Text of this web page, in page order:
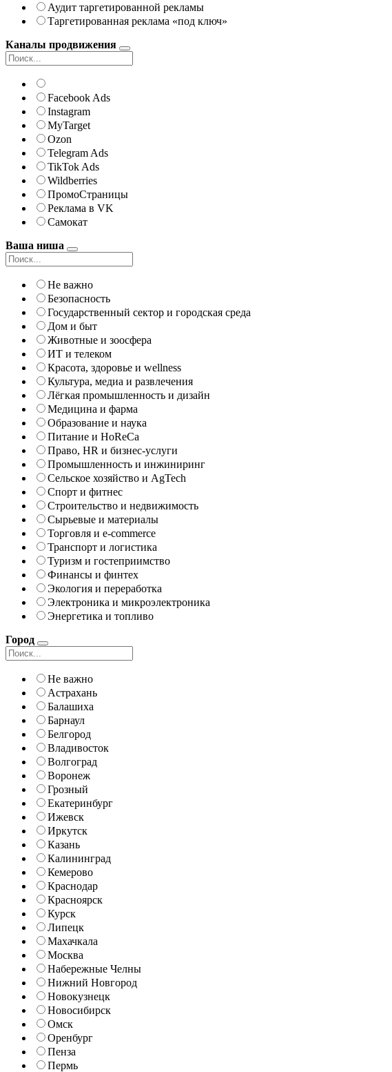
Аудит таргетированной рекламы
Таргетированная реклама «под ключ»
Каналы продвижения
Facebook Ads
Instagram
MyTarget
Ozon
Telegram Ads
TikTok Ads
Wildberries
ПромоСтраницы
Реклама в VK
Самокат
Ваша ниша
Не важно
Безопасность
Государственный сектор и городская среда
Дом и быт
Животные и зоосфера
ИТ и телеком
Красота, здоровье и wellness
Культура, медиа и развлечения
Лёгкая промышленность и дизайн
Медицина и фарма
Образование и наука
Питание и HoReCa
Право, HR и бизнес-услуги
Промышленность и инжиниринг
Сельское хозяйство и AgTech
Спорт и фитнес
Строительство и недвижимость
Сырьевые и материалы
Торговля и e-commerce
Транспорт и логистика
Туризм и гостеприимство
Финансы и финтех
Экология и переработка
Электроника и микроэлектроника
Энергетика и топливо
Город
Не важно
Астрахань
Балашиха
Барнаул
Белгород
Владивосток
Волгоград
Воронеж
Грозный
Екатеринбург
Ижевск
Иркутск
Казань
Калининград
Кемерово
Краснодар
Красноярск
Курск
Липецк
Махачкала
Москва
Набережные Челны
Нижний Новгород
Новокузнецк
Новосибирск
Омск
Оренбург
Пенза
Пермь